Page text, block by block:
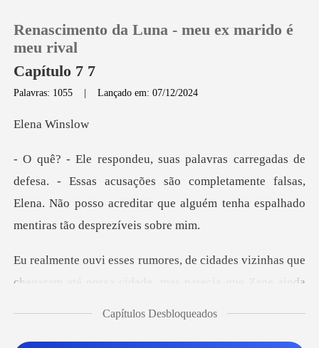
Histórico
Sair
Renascimento da Luna - meu ex marido é
meu rival
Capítulo 7 7
Palavras: 1055 |Lançado em: 07/12/2024
a Wi
Essas acusações são completamente falsas,
Elena. Não posso acredi
s vizinhas que
chegaram até nossa cidade,
nt
Capítulos Desbloqueados